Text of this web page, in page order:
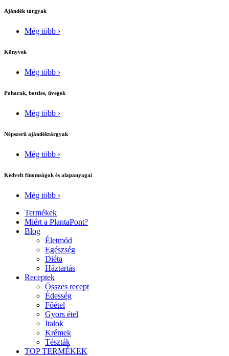
Ajándék tárgyak
Még több ›
Könyvek
Még több ›
Poharak, bottles, üvegek
Még több ›
Népszerű ajándéktárgyak
Még több ›
Kedvelt finomságok és alapanyagai
Még több ›
Termékek
Miért a PlantaPont?
Blog
Életmód
Egészség
Diéta
Háztartás
Receptek
Összes recept
Édesség
Főétel
Gyors étel
Italok
Krémek
Tészták
TOP TERMÉKEK